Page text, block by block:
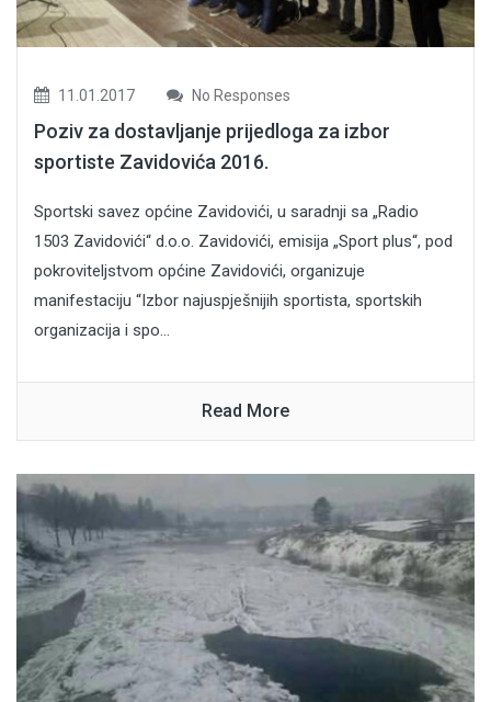
11.01.2017 No Responses
Poziv za dostavljanje prijedloga za izbor
sportiste Zavidovića 2016.
Sportski savez općine Zavidovići, u saradnji sa „Radio
1503 Zavidovići“ d.o.o. Zavidovići, emisija „Sport plus“, pod
pokroviteljstvom općine Zavidovići, organizuje
manifestaciju “Izbor najuspješnijih sportista, sportskih
organizacija i spo...
Read More